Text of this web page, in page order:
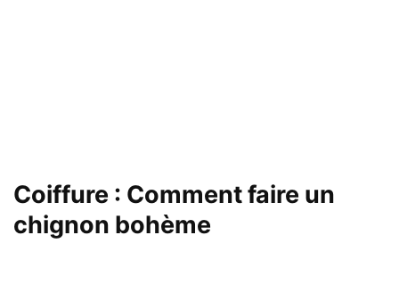
Coiffure : Comment faire un
chignon bohème